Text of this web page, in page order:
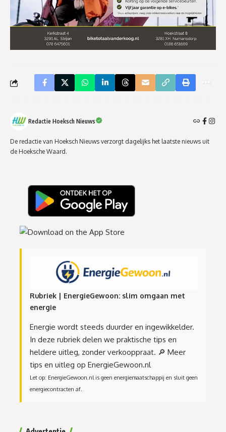
Redactie Hoeksch Nieuws
De redactie van Hoeksch Nieuws verzorgt dagelijks het laatste nieuws uit
de Hoeksche Waard.
Rubriek | EnergieGewoon: slim omgaan met
energie
Energie wordt steeds duurder en ingewikkelder.
In deze rubriek delen we praktische tips en
heldere uitleg, zonder verkooppraat. 🔎 Meer
tips en uitleg op EnergieGewoon.nl
Let op: EnergieGewoon.nl is geen energiemaatschappij en sluit geen
energiecontracten af.